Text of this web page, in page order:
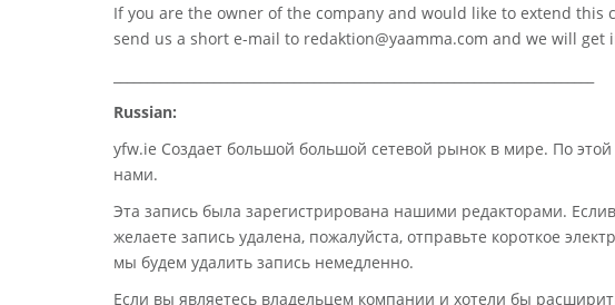
If you are the owner of the company and would like to extend
send us a short e-mail to redaktion@yaamma.com and we will get
Russian:
yfw.ie Создает большой большой сетевой рынок в мире. По
нами.
Эта запись была зарегистрирована нашими редакторами.
желаете запись удалена, пожалуйста, отправьте короткое
мы будем удалить запись немедленно.
Если вы являетесь владельцем компании и хотели бы